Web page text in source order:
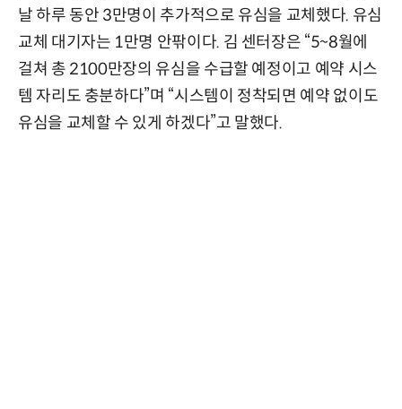
날 하루 동안 3만명이 추가적으로 유심을 교체했다. 유심
교체 대기자는 1만명 안팎이다. 김 센터장은 “5~8월에
걸쳐 총 2100만장의 유심을 수급할 예정이고 예약 시스
템 자리도 충분하다”며 “시스템이 정착되면 예약 없이도
유심을 교체할 수 있게 하겠다”고 말했다.